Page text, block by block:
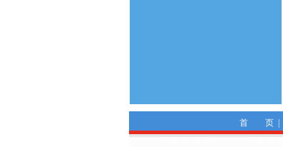
首 页|